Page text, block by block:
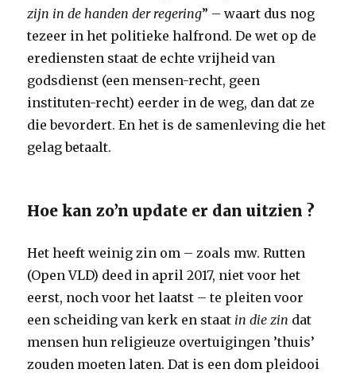
zijn in de handen der regering” – waart dus nog
tezeer in het politieke halfrond. De wet op de
erediensten staat de echte vrijheid van
godsdienst (een mensen-recht, geen
instituten-recht) eerder in de weg, dan dat ze
die bevordert. En het is de samenleving die het
gelag betaalt.
Hoe kan zo’n update er dan uitzien ?
Het heeft weinig zin om – zoals mw. Rutten
(Open VLD) deed in april 2017, niet voor het
eerst, noch voor het laatst – te pleiten voor
een scheiding van kerk en staat in die zin dat
mensen hun religieuze overtuigingen ’thuis’
zouden moeten laten. Dat is een dom pleidooi